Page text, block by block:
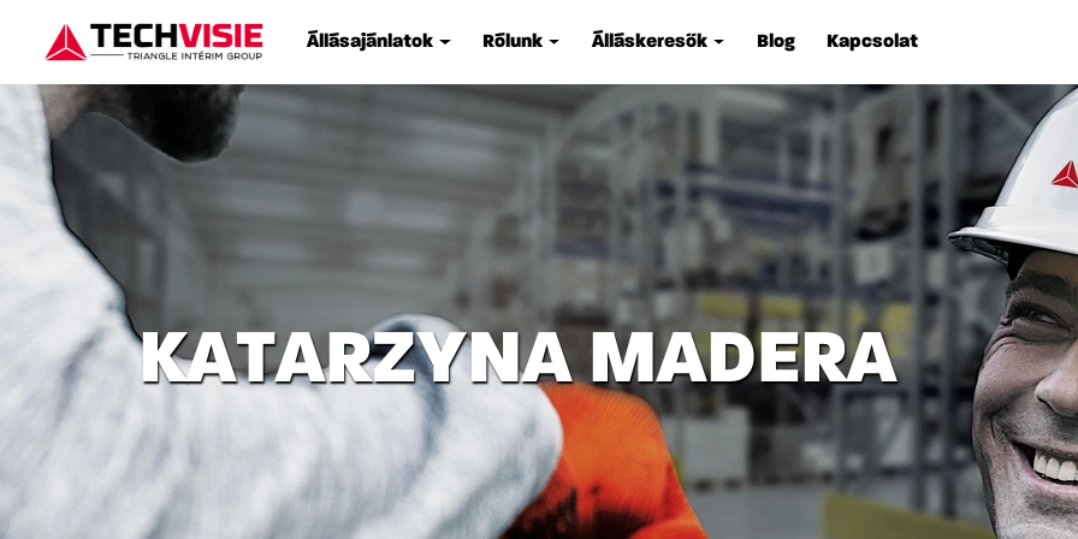
Állásajánlatok Rólunk Álláskeresők Blog Kapcsolat
KATARZYNA MADERA